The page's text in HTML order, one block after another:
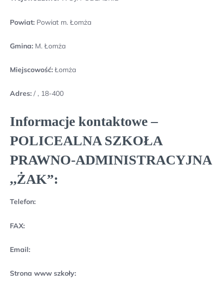
Powiat: Powiat m. Łomża
Gmina: M. Łomża
Miejscowość: Łomża
Adres: / , 18-400
Informacje kontaktowe –
POLICEALNA SZKOŁA
PRAWNO-ADMINISTRACYJNA
,,ŻAK”:
Telefon:
FAX:
Email:
Strona www szkoły: